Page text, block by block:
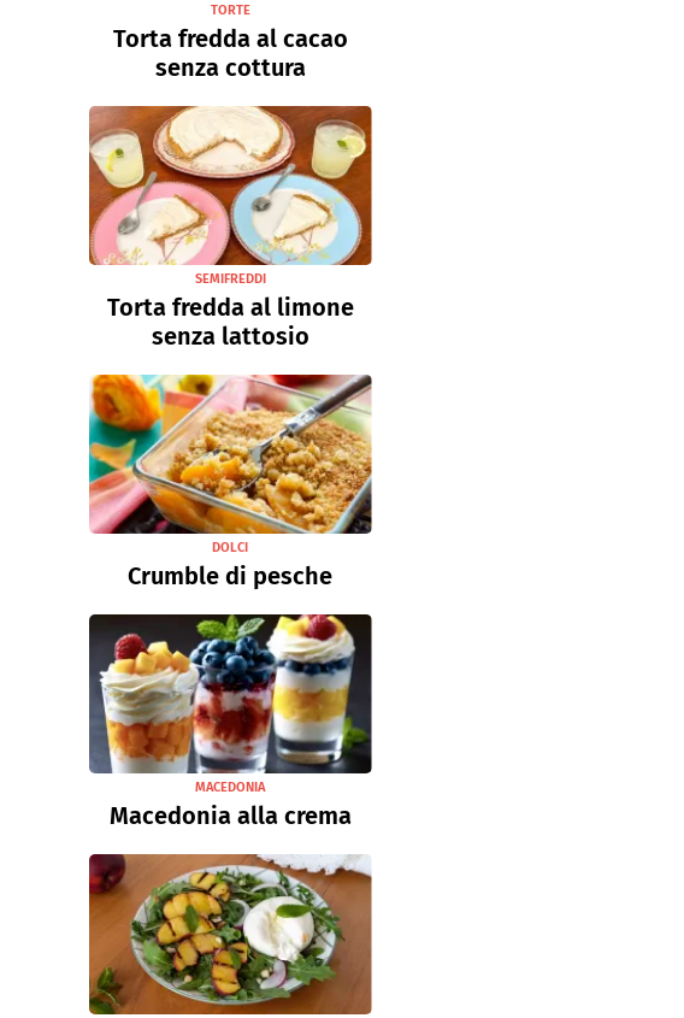
TORTE
Torta fredda al cacao
senza cottura
SEMIFREDDI
Torta fredda al limone
senza lattosio
DOLCI
Crumble di pesche
MACEDONIA
Macedonia alla crema